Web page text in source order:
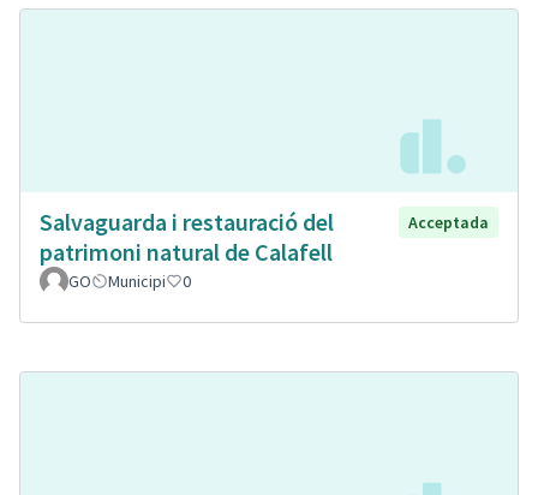
Salvaguarda i restauració del
patrimoni natural de Calafell
Acceptada
GO Municipi 0